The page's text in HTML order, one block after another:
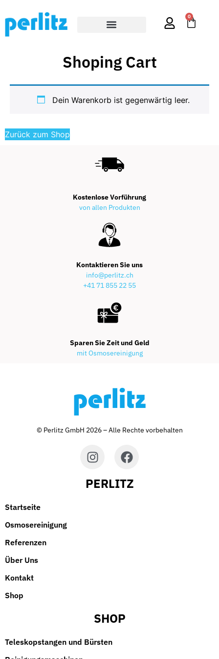
0
Shoping Cart
Dein Warenkorb ist gegenwärtig leer.
Zurück zum Shop
Kostenlose Vorführung
von allen Produkten
Kontaktieren Sie uns
info@perlitz.ch
+41 71 855 22 55
Sparen Sie Zeit und Geld
mit Osmosereinigung
© Perlitz GmbH 2026 – Alle Rechte vorbehalten
PERLITZ
Startseite
Osmosereinigung
Referenzen
Über Uns
Kontakt
Shop
SHOP
Teleskopstangen und Bürsten